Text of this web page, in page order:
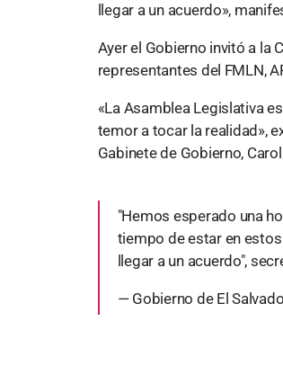
llegar a un acuerdo»,
Ayer el Gobierno invitó a la
representantes del FMLN,
«La Asamblea Legislativa
temor a tocar la realidad»,
Gabinete de Gobierno,
"Hemos esperado una
tiempo de estar en
llegar a un acuerdo",
— Gobierno de El